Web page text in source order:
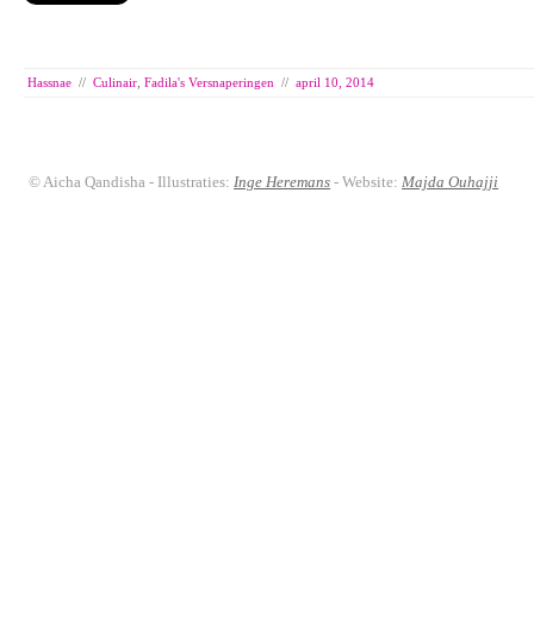
Hassnae // Culinair Fadila's Versnaperingen // april 10, 2014
© Aicha Qandisha - Illustraties: Inge Heremans - Website: Majda Ouhajji